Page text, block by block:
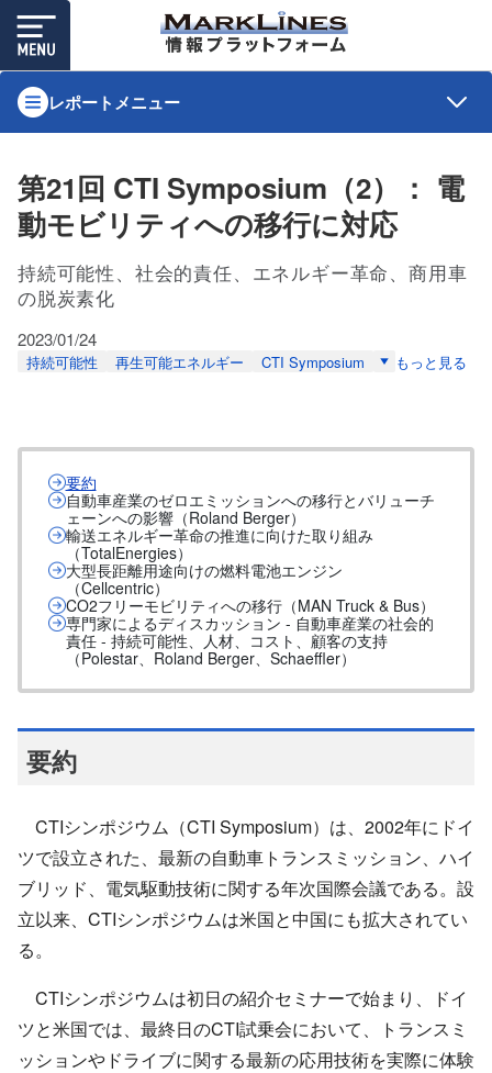
レポートメニュー
第21回 CTI Symposium（2）： 電
動モビリティへの移行に対応
持続可能性、社会的責任、エネルギー革命、商用車
の脱炭素化
2023/01/24
持続可能性 再生可能エネルギー CTI Symposium もっと見る
要約
自動車産業のゼロエミッションへの移行とバリューチ
ェーンへの影響（Roland Berger）
輸送エネルギー革命の推進に向けた取り組み
（TotalEnergies）
大型長距離用途向けの燃料電池エンジン
（Cellcentric）
CO2フリーモビリティへの移行（MAN Truck & Bus）
専門家によるディスカッション - 自動車産業の社会的
責任 - 持続可能性、人材、コスト、顧客の支持
（Polestar、Roland Berger、Schaeffler）
要約
CTIシンポジウム（CTI Symposium）は、2002年にドイ
ツで設立された、最新の自動車トランスミッション、ハイ
ブリッド、電気駆動技術に関する年次国際会議である。設
立以来、CTIシンポジウムは米国と中国にも拡大されてい
る。
CTIシンポジウムは初日の紹介セミナーで始まり、ドイ
ツと米国では、最終日のCTI試乗会において、トランスミ
ッションやドライブに関する最新の応用技術を実際に体験